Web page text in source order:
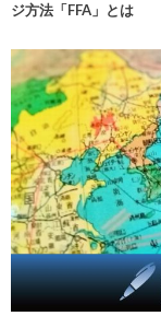
ジ方法「FFA」とは